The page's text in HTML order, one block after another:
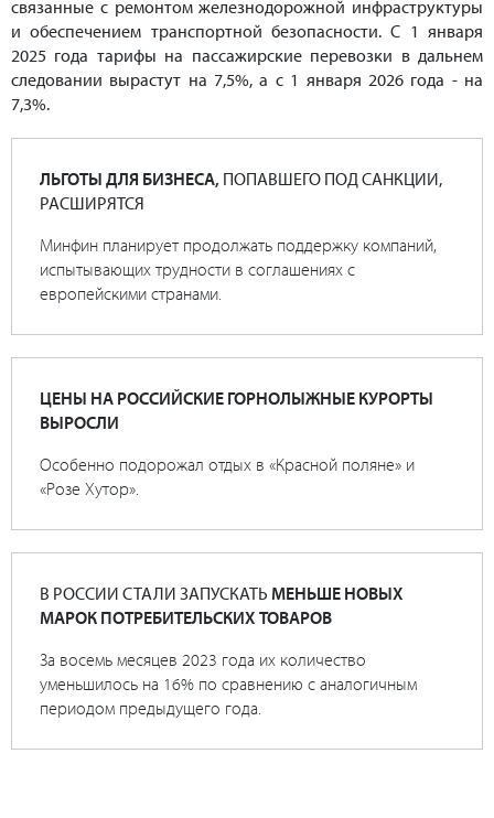
связанные с ремонтом железнодорожной инфраструктуры
и обеспечением транспортной безопасности. С 1 января
2025 года тарифы на пассажирские перевозки в дальнем
следовании вырастут на 7,5%, а с 1 января 2026 года - на
7,3%.
ЛЬГОТЫ ДЛЯ БИЗНЕСА, ПОПАВШЕГО ПОД САНКЦИИ,
РАСШИРЯТСЯ
Минфин планирует продолжать поддержку компаний,
испытывающих трудности в соглашениях с
европейскими странами.
ЦЕНЫ НА РОССИЙСКИЕ ГОРНОЛЫЖНЫЕ КУРОРТЫ
ВЫРОСЛИ
Особенно подорожал отдых в «Красной поляне» и
«Розе Хутор».
В РОССИИ СТАЛИ ЗАПУСКАТЬ МЕНЬШЕ НОВЫХ
МАРОК ПОТРЕБИТЕЛЬСКИХ ТОВАРОВ
За восемь месяцев 2023 года их количество
уменьшилось на 16% по сравнению с аналогичным
периодом предыдущего года.